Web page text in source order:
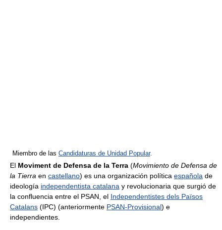
Miembro de las Candidaturas de Unidad Popular.
El Moviment de Defensa de la Terra (Movimiento de Defensa de
la Tierra en castellano) es una organización política española de
ideología independentista catalana y revolucionaria que surgió de
la confluencia entre el PSAN, el Independentistes dels Països
Catalans (IPC) (anteriormente PSAN-Provisional) e
independientes.